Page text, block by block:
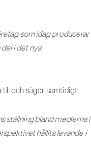
som idag producerar
i det nya
och säger samtidigt:
ställning bland medierna i
hållits levande i